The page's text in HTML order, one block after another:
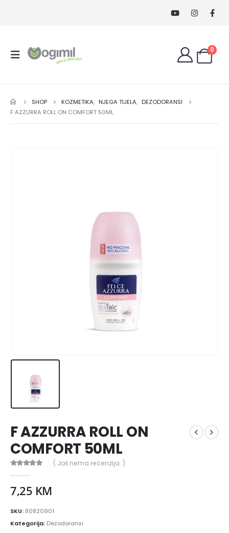
0
SHOP KOZMETIKA, NJEGA TIJELA, DEZODORANSI
F AZZURRA ROLL ON COMFORT 50ML
F AZZURRA ROLL ON
COMFORT 50ML
( Još nema recenzija. )
7,25 KM
SKU: 80820901
Kategorija: Dezodoransi